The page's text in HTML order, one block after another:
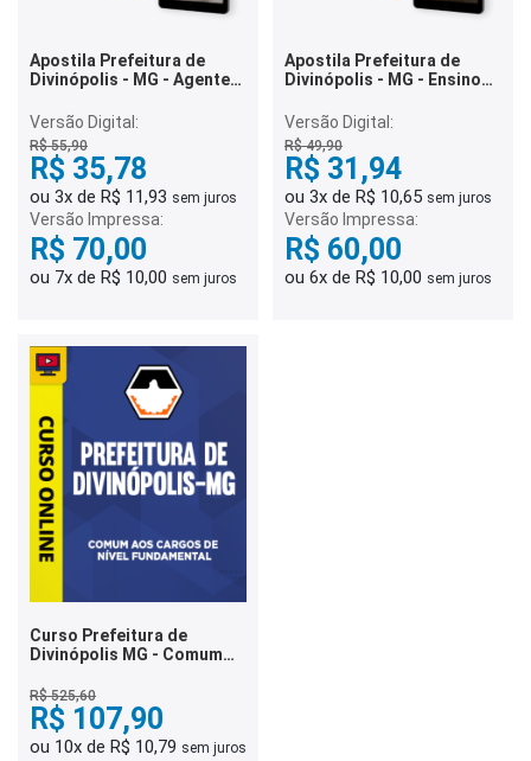
Apostila Prefeitura de
Divinópolis - MG - Agente
Versão Digital:
R$ 55,90
R$ 35,78
ou 3x de R$ 11,93 sem juros
Versão Impressa:
R$ 70,00
ou 7x de R$ 10,00 sem juros
Apostila Prefeitura de
Divinópolis - MG - Ensino
Versão Digital:
R$ 49,90
R$ 31,94
ou 3x de R$ 10,65 sem juros
Versão Impressa:
R$ 60,00
ou 6x de R$ 10,00 sem juros
Curso Prefeitura de
Divinópolis MG - Comum
Fundamental
R$ 525,60
R$ 107,90
ou 10x de R$ 10,79 sem juros